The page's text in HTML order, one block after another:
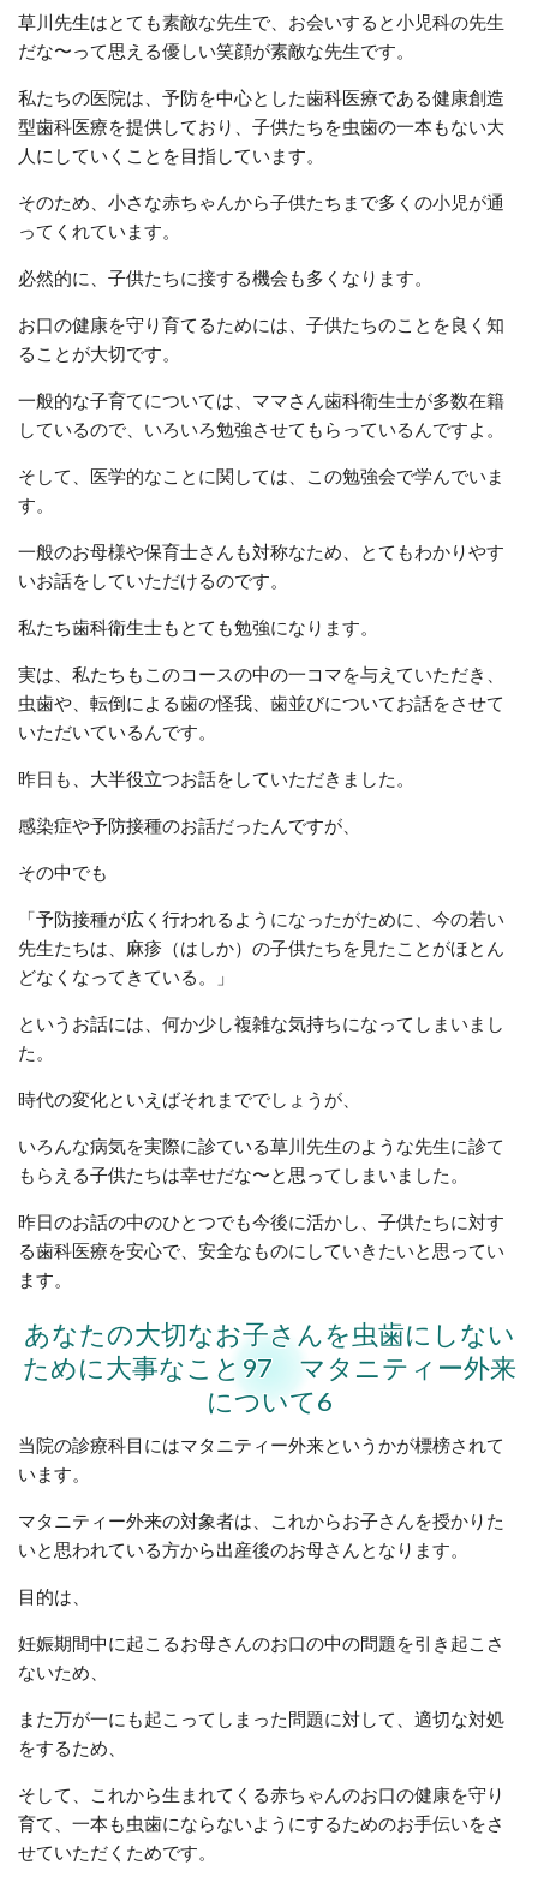
草川先生はとても素敵な先生で、お会いすると小児科の先生
だな〜って思える優しい笑顔が素敵な先生です。
私たちの医院は、予防を中心とした歯科医療である健康創造
型歯科医療を提供しており、子供たちを虫歯の一本もない大
人にしていくことを目指しています。
そのため、小さな赤ちゃんから子供たちまで多くの小児が通
ってくれています。
必然的に、子供たちに接する機会も多くなります。
お口の健康を守り育てるためには、子供たちのことを良く知
ることが大切です。
一般的な子育てについては、ママさん歯科衛生士が多数在籍
しているので、いろいろ勉強させてもらっているんですよ。
そして、医学的なことに関しては、この勉強会で学んでいま
す。
一般のお母様や保育士さんも対称なため、とてもわかりやす
いお話をしていただけるのです。
私たち歯科衛生士もとても勉強になります。
実は、私たちもこのコースの中の一コマを与えていただき、
虫歯や、転倒による歯の怪我、歯並びについてお話をさせて
いただいているんです。
昨日も、大半役立つお話をしていただきました。
感染症や予防接種のお話だったんですが、
その中でも
「予防接種が広く行われるようになったがために、今の若い
先生たちは、麻疹（はしか）の子供たちを見たことがほとん
どなくなってきている。」
というお話には、何か少し複雑な気持ちになってしまいまし
た。
時代の変化といえばそれまででしょうが、
いろんな病気を実際に診ている草川先生のような先生に診て
もらえる子供たちは幸せだな〜と思ってしまいました。
昨日のお話の中のひとつでも今後に活かし、子供たちに対す
る歯科医療を安心で、安全なものにしていきたいと思ってい
ます。
あなたの大切なお子さんを虫歯にしない
ために大事なこと97 マタニティー外来
について6
当院の診療科目にはマタニティー外来というかが標榜されて
います。
マタニティー外来の対象者は、これからお子さんを授かりた
いと思われている方から出産後のお母さんとなります。
目的は、
妊娠期間中に起こるお母さんのお口の中の問題を引き起こさ
ないため、
また万が一にも起こってしまった問題に対して、適切な対処
をするため、
そして、これから生まれてくる赤ちゃんのお口の健康を守り
育て、一本も虫歯にならないようにするためのお手伝いをさ
せていただくためです。